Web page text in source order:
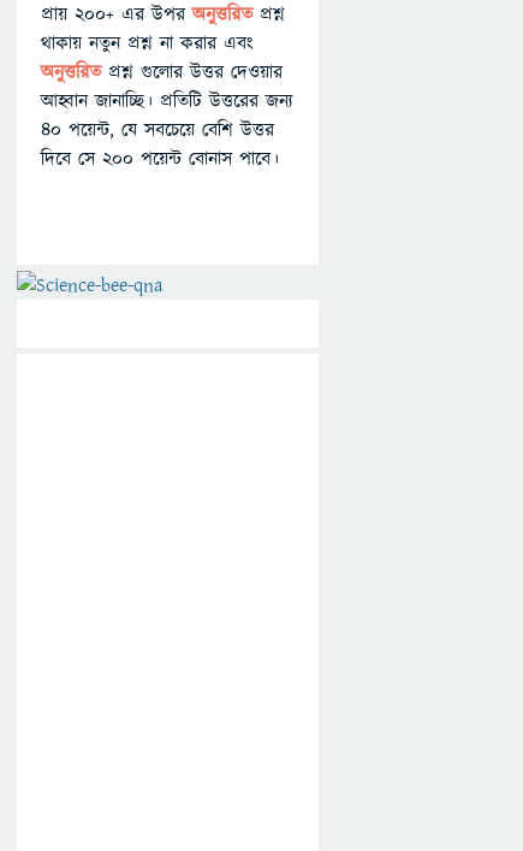
প্রায় ২০০+ এর উপরঅনুত্তরিতপ্রশ্ন
থাকায় নতুন প্রশ্ন না করার এবং
অনুত্তরিত প্রশ্ন গুলোর উত্তর দেওয়ার
আহ্বান জানাচ্ছি। প্রতিটি উত্তরের জন্য
৪০ পয়েন্ট, যে সবচেয়ে বেশি উত্তর
দিবে সে ২০০ পয়েন্ট বোনাস পাবে।